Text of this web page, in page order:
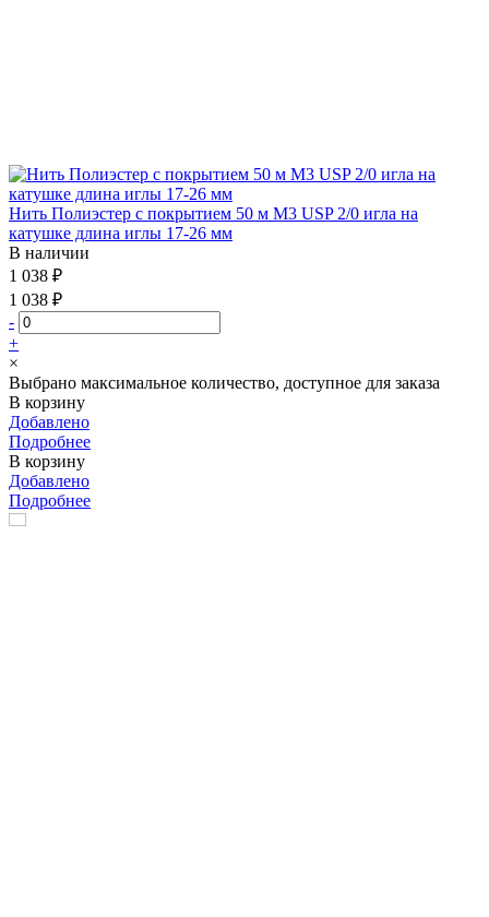
Нить Полиэстер с покрытием 50 м М3 USP 2/0 игла на
катушке длина иглы 17-26 мм
В наличии
1 038 ₽
1 038 ₽
-
+
×
Выбрано максимальное количество, доступное для заказа
В корзину
Добавлено
Подробнее
В корзину
Добавлено
Подробнее